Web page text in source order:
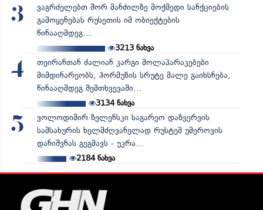
3
ვაგრძელებთ შორ მანძილზე მოქმედი სანქციების
გამოყენებას რუსეთის იმ ობიექტების
წინააღმდეგ...
3213ნახვა
4
თეირანთან ძალიან კარგი მოლაპარაკებები
მიმდინარეობს, ჰორმუზის სრუტე მალე გაიხსნება,
წინააღმდეგ შემთხვევაში...
3134ნახვა
5
ვოლოდიმირ ზელენსკი საგარეო დაზვერვის
სამსახურის ხელმძღვანელად რუსტემ უმეროვის
დანიშვნას გეგმავს - უკრა...
2184ნახვა